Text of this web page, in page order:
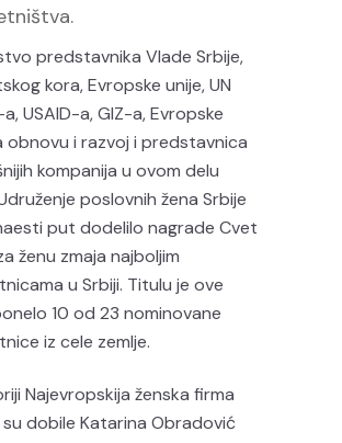
predstavnika Vlade Srbije,
kora, Evropske unije, UN
USAID-a, GIZ-a, Evropske
obnovu i razvoj i predstavnica
kompanija u ovom delu
poslovnih žena Srbije
put dodelilo nagrade Cvet
ženu zmaja najboljim
u Srbiji. Titulu je ove
10 od 23 nominovane
iz cele zemlje.
Najevropskija ženska firma
dobile Katarina Obradović